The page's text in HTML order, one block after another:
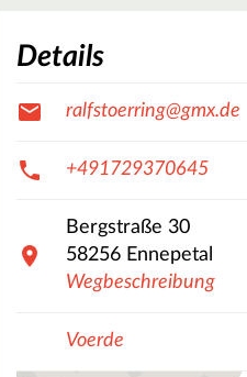
Details
ralfstoerring@gmx.de
+491729370645
Bergstraße 30
58256 Ennepetal
Wegbeschreibung
Voerde